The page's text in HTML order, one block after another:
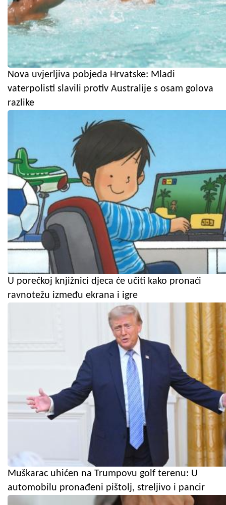
Nova uvjerljiva pobjeda Hrvatske: Mladi
vaterpolisti slavili protiv Australije s osam golova
razlike
U porečkoj knjižnici djeca će učiti kako pronaći
ravnotežu između ekrana i igre
Muškarac uhićen na Trumpovu golf terenu: U
automobilu pronađeni pištolj, streljivo i pancir